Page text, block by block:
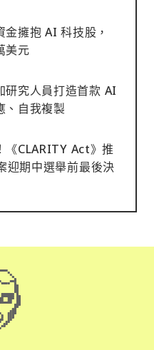
擁抱 AI 科技股，
美元
研究人員打造首款 AI
、自我複製
《CLARITY Act》推
迎期中選舉前最後決